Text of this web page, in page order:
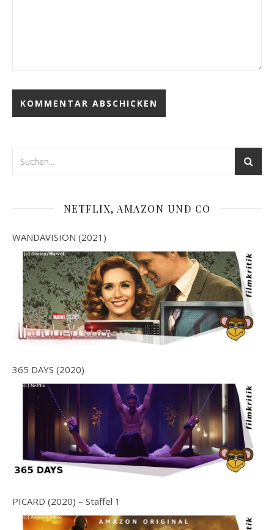
NETFLIX, AMAZON UND CO
WANDAVISION (2021)
365 DAYS (2020)
PICARD (2020) – Staffel 1